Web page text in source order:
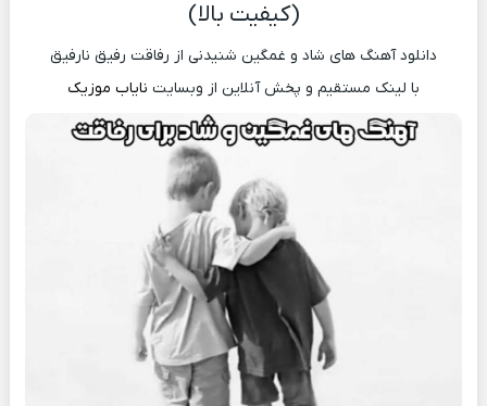
(کیفیت بالا)
دانلود آهنگ های شاد و غمگین شنیدنی از رفاقت رفیق نارفیق
با لینک مستقیم و پخش آنلاین از وبسایت نایاب موزیک